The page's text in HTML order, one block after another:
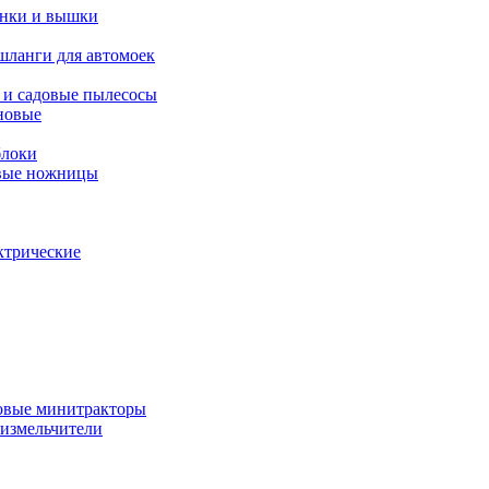
и вышки
для автомоек
садовые пылесосы
ножницы
минитракторы